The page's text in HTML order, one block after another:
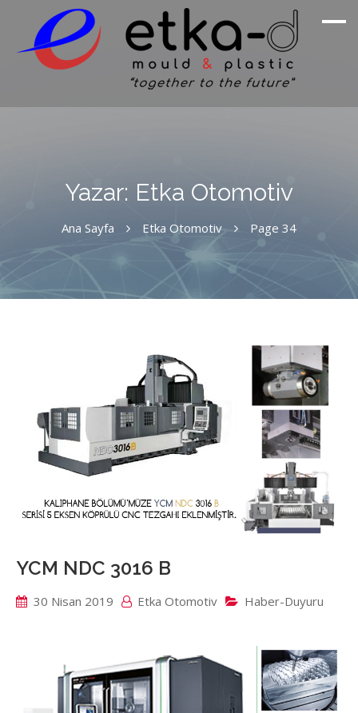
Etka Otomotiv
Yazar: Etka Otomotiv
Ana Sayfa Etka Otomotiv Page 34
YCM NDC 3016 B
30 Nisan 2019 Etka Otomotiv Haber-Duyuru